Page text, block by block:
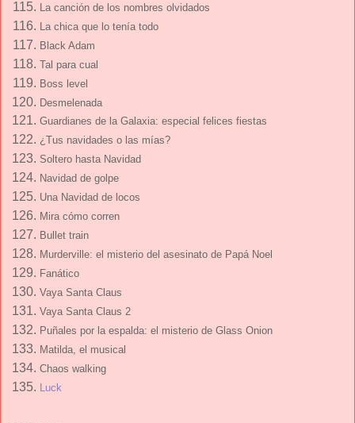
La canción de los nombres olvidados
La chica que lo tenía todo
Black Adam
Tal para cual
Boss level
Desmelenada
Guardianes de la Galaxia: especial felices fiestas
¿Tus navidades o las mías?
Soltero hasta Navidad
Navidad de golpe
Una Navidad de locos
Mira cómo corren
Bullet train
Murderville: el misterio del asesinato de Papá Noel
Fanático
Vaya Santa Claus
Vaya Santa Claus 2
Puñales por la espalda: el misterio de Glass Onion
Matilda, el musical
Chaos walking
Luck